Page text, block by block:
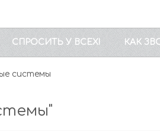
СПРОСИТЬ У ВСЕХ! КАК
системы